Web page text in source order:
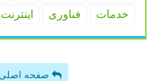
خدمات
فناوری اینترنت
صفحه